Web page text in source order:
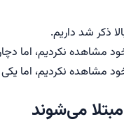
ذکر شد داریم.
مشاهده نکردیم، اما
مشاهده نکردیم، اما
می‌شوند